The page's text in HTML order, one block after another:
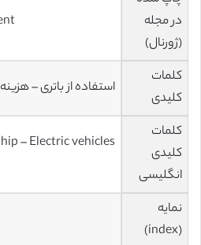
در مجله
(ژورنال)
کلمات
کلیدی
استفاده از باتری –
کلمات
کلیدی
انگلیسی
– Electric vehicles
نمایه
(index)